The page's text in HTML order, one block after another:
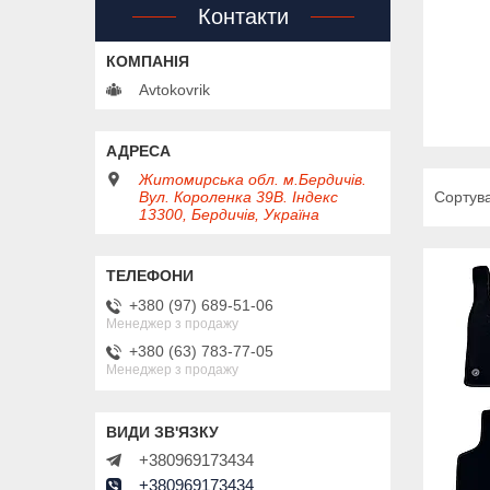
Контакти
Avtokovrik
Житомирська обл. м.Бердичів.
Вул. Короленка 39В. Індекс
13300, Бердичів, Україна
+380 (97) 689-51-06
Менеджер з продажу
+380 (63) 783-77-05
Менеджер з продажу
+380969173434
+380969173434